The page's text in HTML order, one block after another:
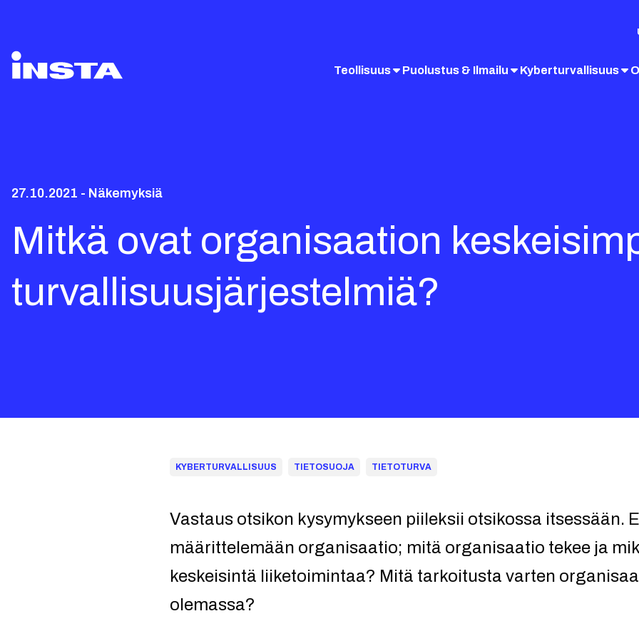
Teollisuus Puolustus & Ilmailu Kyberturvallisuus
27.10.2021 - Näkemyksiä
Mitkä ovat organisaation
turvallisuusjärjestelmiä?
KYBERTURVALLISUUS TIETOSUOJA TIETOTURVA
Vastaus otsikon kysymykseen piileksii otsikossa itsessään.
määrittelemään organisaatio; mitä organisaatio tekee ja
keskeisintä liiketoimintaa? Mitä tarkoitusta varten
olemassa?